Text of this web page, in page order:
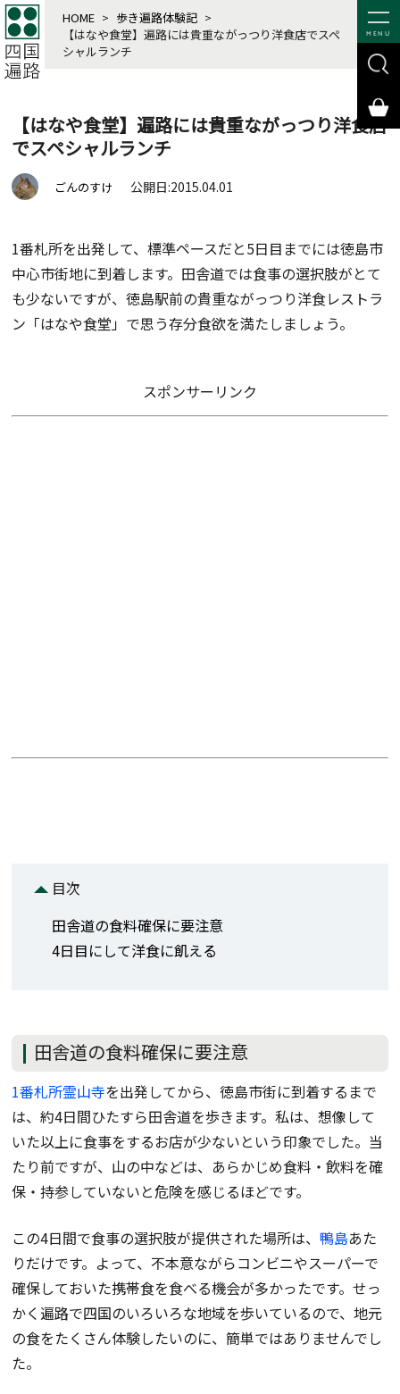
MENU
HOME > 歩き遍路体験記 >
【はなや食堂】遍路には貴重ながっつり洋食店でスペ
シャルランチ
【はなや食堂】遍路には貴重ながっつり洋食店
でスペシャルランチ
ごんのすけ 公開日:2015.04.01
1番札所を出発して、標準ペースだと5日目までには徳島市
中心市街地に到着します。田舎道では食事の選択肢がとて
も少ないですが、徳島駅前の貴重ながっつり洋食レストラ
ン「はなや食堂」で思う存分食欲を満たしましょう。
スポンサーリンク
目次
田舎道の食料確保に要注意
4日目にして洋食に飢える
田舎道の食料確保に要注意
1番札所霊山寺を出発してから、徳島市街に到着するまで
は、約4日間ひたすら田舎道を歩きます。私は、想像して
いた以上に食事をするお店が少ないという印象でした。当
たり前ですが、山の中などは、あらかじめ食料・飲料を確
保・持参していないと危険を感じるほどです。
この4日間で食事の選択肢が提供された場所は、鴨島あた
りだけです。よって、不本意ながらコンビニやスーパーで
確保しておいた携帯食を食べる機会が多かったです。せっ
かく遍路で四国のいろいろな地域を歩いているので、地元
の食をたくさん体験したいのに、簡単ではありませんでし
た。